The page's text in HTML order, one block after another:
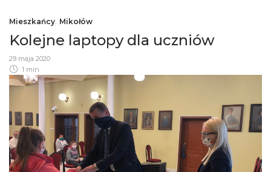
Mieszkańcy, Mikołów
Kolejne laptopy dla uczniów
29 maja 2020
1 min